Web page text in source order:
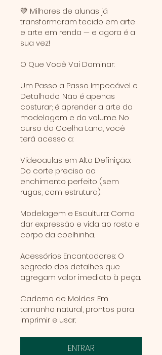
💛 Milhares de alunas já
transformaram tecido em arte
e arte em renda — e agora é a
sua vez!
O Que Você Vai Dominar:
Um Passo a Passo Impecável e
Detalhado. Não é apenas
costurar; é aprender a arte da
modelagem e do volume. No
curso da Coelha Lana, você
terá acesso a:
Vídeoaulas em Alta Definição:
Do corte preciso ao
enchimento perfeito (sem
rugas, com estrutura).
Modelagem e Escultura: Como
dar expressão e vida ao rosto e
corpo da coelhinha.
Acessórios Encantadores: O
segredo dos detalhes que
agregam valor imediato à peça.
Caderno de Moldes: Em
tamanho natural, prontos para
imprimir e usar.
ENTRAR